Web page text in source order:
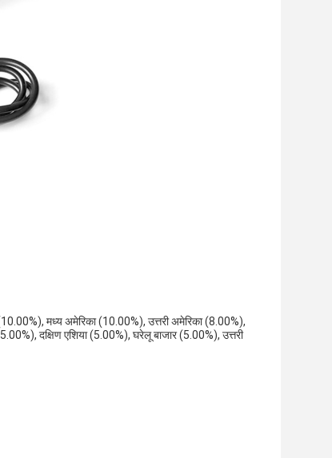
मध्य अमेरिका (10.00%), उत्तरी अमेरिका (8.00%),
दक्षिण एशिया (5.00%), घरेलू बाजार (5.00%), उत्तरी